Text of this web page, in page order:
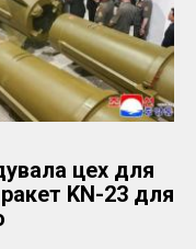
цех для
KN-23 для